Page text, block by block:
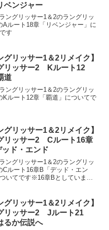
ンジャー
ングリッサー1＆2のラングリッ
Aルート18章「リベンジャー」に
す
グリッサー1＆2リメイク】
リッサー2 Kルート12
道
ングリッサー1＆2のラングリッ
Kルート12章「覇道」についてで
グリッサー1＆2リメイク】
リッサー2 Cルート16章
ド・エンド
ングリッサー1＆2のラングリッ
Cルート16章B「デッド・エン
いてです※16章Bとしています
グリッサー1＆2リメイク】
リッサー2 Jルート21
か伝説へ